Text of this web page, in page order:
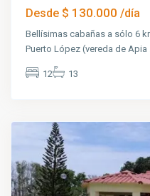
Desde $ 130.000/día
Bellísimas cabañas a sólo 6
Puerto López (vereda de Apia
12 13